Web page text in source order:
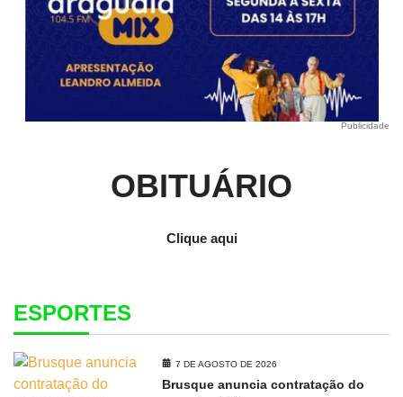
Publicidade
OBITUÁRIO
Clique aqui
ESPORTES
7 DE AGOSTO DE 2026
Brusque anuncia contratação do